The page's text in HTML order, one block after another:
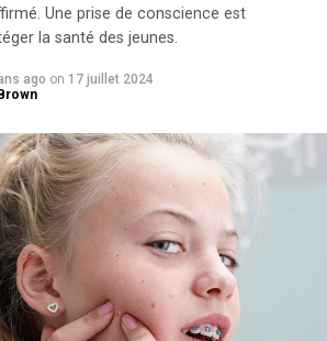
Une prise de conscience est
la santé des jeunes.
ago on 17 juillet 2024